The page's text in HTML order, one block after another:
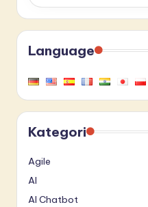
Language
Kategori
Agile
AI
AI Chatbot